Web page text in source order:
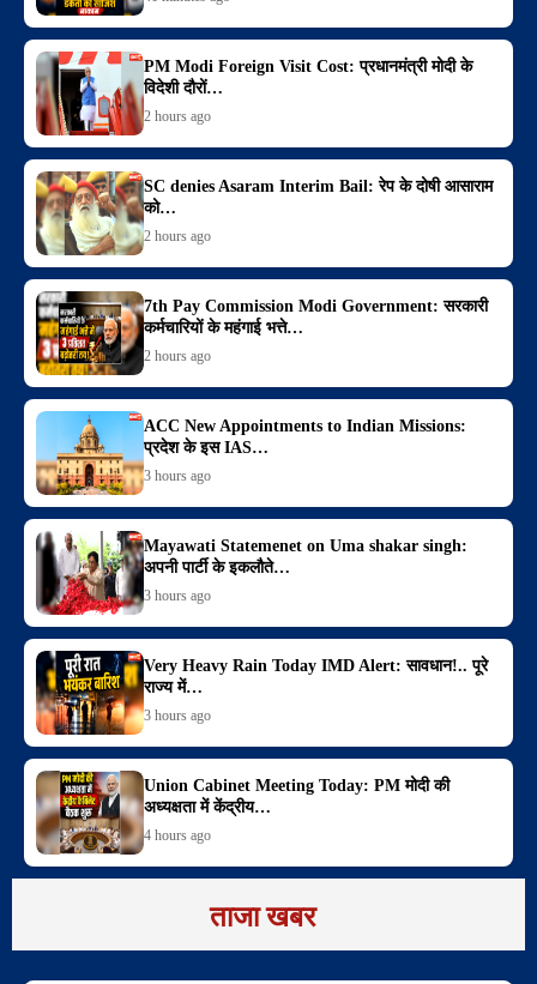
PM Modi Foreign Visit Cost: प्रधानमंत्री मोदी के
विदेशी दौरों…
2 hours ago
SC denies Asaram Interim Bail: रेप के दोषी आसाराम
को…
2 hours ago
7th Pay Commission Modi Government: सरकारी
कर्मचारियों के महंगाई भत्ते…
2 hours ago
ACC New Appointments to Indian Missions:
प्रदेश के इस IAS…
3 hours ago
Mayawati Statemenet on Uma shakar singh:
अपनी पार्टी के इकलौते…
3 hours ago
Very Heavy Rain Today IMD Alert: सावधान!.. पूरे
राज्य में…
3 hours ago
Union Cabinet Meeting Today: PM मोदी की
अध्यक्षता में केंद्रीय…
4 hours ago
ताजा खबर